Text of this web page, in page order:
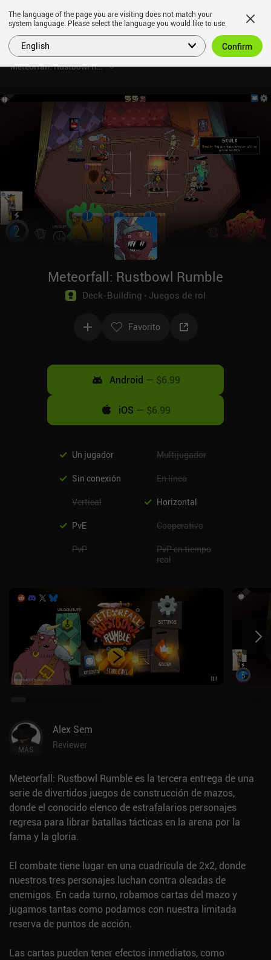
Meteorfall: Rustbowl Rumble
Meteorfall: Rustbowl Rumble
Deck-Building Juegos de rol
Favorito
Android — $6.99
iOS — $6.99
Un jugador Multijugador
Sin conexión En línea
Vertical Horizontal
PvE Cooperativo
PvP
PvP en tiempo
real
MÁS
Alex Sem
Reviewer
Meteorfall: Rustbowl Rumble es la tercera entrega de una
serie de divertidos juegos de construcción de mazos,
donde el conocido elenco de estrafalarios personajes
regresa para librar batallas tácticas en la arena por la
fama y la gloria.
El combate tiene lugar en una cuadrícula de 2x2, donde
nuestros tres personajes luchan contra oleadas de
enemigos. En cada turno, robamos cartas del mazo y
jugamos tantas como podamos con nuestra limitada
reserva de puntos de acción.
Las cartas pueden tener efectos inmediatos, como
The language of the page you are visiting does not match your
system language. Please select the language you would like to use.
English Confirm